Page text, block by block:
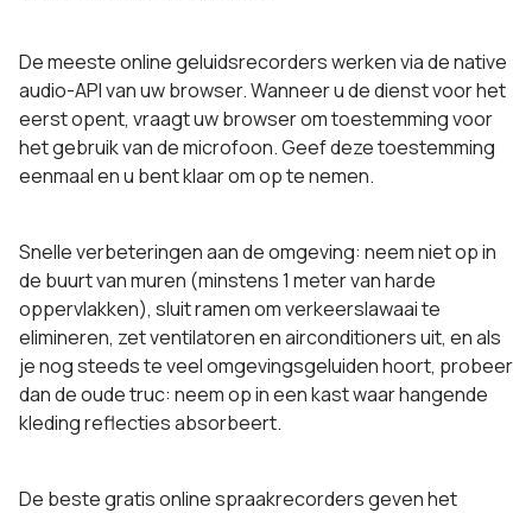
De meeste online geluidsrecorders werken via de native
audio-API van uw browser. Wanneer u de dienst voor het
eerst opent, vraagt uw browser om toestemming voor
het gebruik van de microfoon. Geef deze toestemming
eenmaal en u bent klaar om op te nemen.
Snelle verbeteringen aan de omgeving: neem niet op in
de buurt van muren (minstens 1 meter van harde
oppervlakken), sluit ramen om verkeerslawaai te
elimineren, zet ventilatoren en airconditioners uit, en als
je nog steeds te veel omgevingsgeluiden hoort, probeer
dan de oude truc: neem op in een kast waar hangende
kleding reflecties absorbeert.
De beste gratis online spraakrecorders geven het